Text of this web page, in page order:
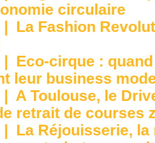
circulaire
| La Fashion
| Eco-cirque :
leur business
| A Toulouse, le
retrait de courses
| La Réjouisserie,